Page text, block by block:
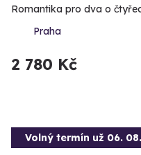
Romantika pro dva o
Praha
2 780 Kč
Volný termín už 06.